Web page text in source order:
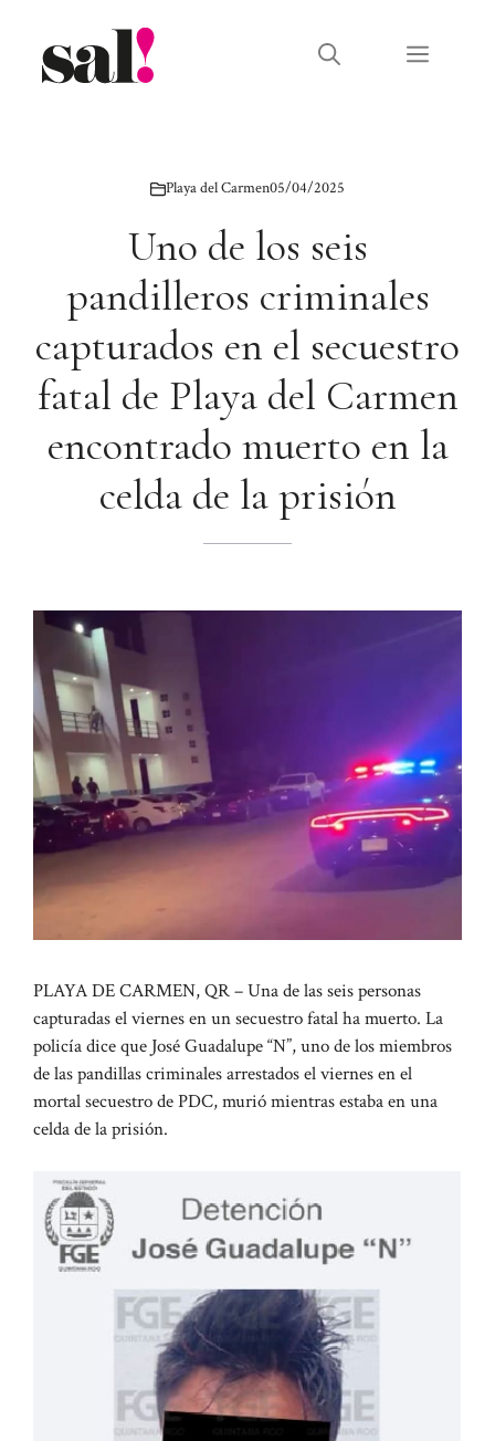
contenido
Menú
Playa del Carmen05/04/2025
Uno de los seis
pandilleros criminales
capturados en el secuestro
fatal de Playa del Carmen
encontrado muerto en la
celda de la prisión
PLAYA DE CARMEN, QR – Una de las seis personas
capturadas el viernes en un secuestro fatal ha muerto. La
policía dice que José Guadalupe “N”, uno de los miembros
de las pandillas criminales arrestados el viernes en el
mortal secuestro de PDC, murió mientras estaba en una
celda de la prisión.